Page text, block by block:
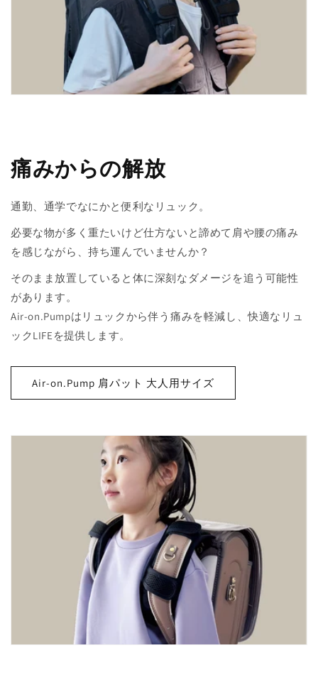
痛みからの解放
通勤、通学でなにかと便利なリュック。
必要な物が多く重たいけど仕方ないと諦めて肩や腰の痛み
を感じながら、持ち運んでいませんか？
そのまま放置していると体に深刻なダメージを追う可能性
があります。
Air-on.Pumpはリュックから伴う痛みを軽減し、快適なリュ
ックLIFEを提供します。
Air-on.Pump 肩パット 大人用サイズ